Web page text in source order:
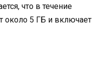
что в течение
около 5 ГБ и включает